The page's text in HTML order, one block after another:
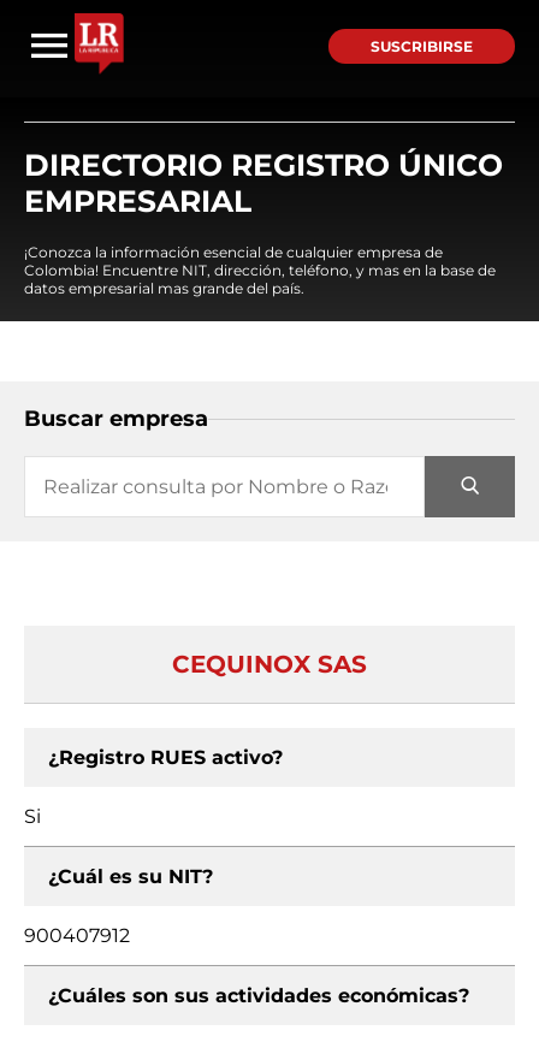
SUSCRIBIRSE
DIRECTORIO REGISTRO ÚNICO
EMPRESARIAL
¡Conozca la información esencial de cualquier empresa de
Colombia! Encuentre NIT, dirección, teléfono, y mas en la base de
datos empresarial mas grande del país.
Buscar empresa
CEQUINOX SAS
¿Registro RUES activo?
Si
¿Cuál es su NIT?
900407912
¿Cuáles son sus actividades económicas?